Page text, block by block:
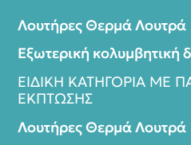
Λουτήρες Θερμά Λουτρά
Εξωτερική κολυμβητική
ΕΙΔΙΚΗ ΚΑΤΗΓΟΡΙΑ ΜΕ
ΕΚΠΤΩΣΗΣ
Λουτήρες Θερμά Λουτρά